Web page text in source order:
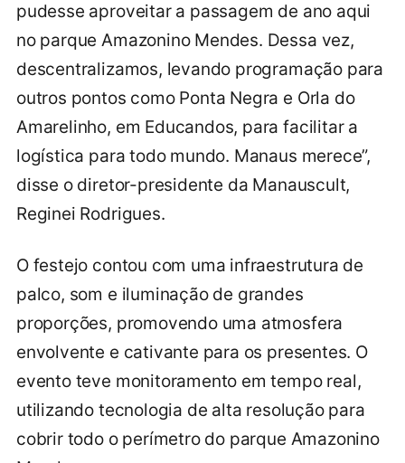
pudesse aproveitar a passagem de ano aqui
no parque Amazonino Mendes. Dessa vez,
descentralizamos, levando programação para
outros pontos como Ponta Negra e Orla do
Amarelinho, em Educandos, para facilitar a
logística para todo mundo. Manaus merece”,
disse o diretor-presidente da Manauscult,
Reginei Rodrigues.
O festejo contou com uma infraestrutura de
palco, som e iluminação de grandes
proporções, promovendo uma atmosfera
envolvente e cativante para os presentes. O
evento teve monitoramento em tempo real,
utilizando tecnologia de alta resolução para
cobrir todo o perímetro do parque Amazonino